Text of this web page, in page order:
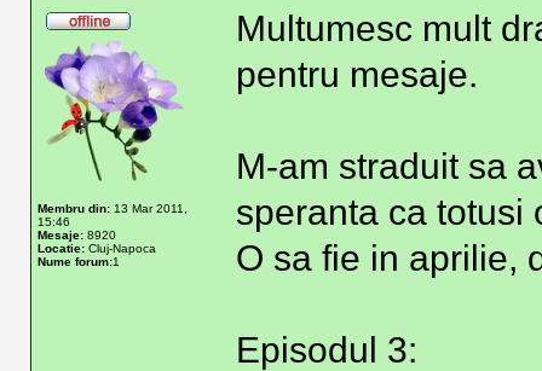
Membru din: 13 Mar 2011,
15:46
Mesaje: 8920
Locatie: Cluj-Napoca
Nume forum:1
Multumesc mult
pentru mesaje.
M-am straduit sa
speranta ca totusi
O sa fie in aprilie,
Episodul 3: